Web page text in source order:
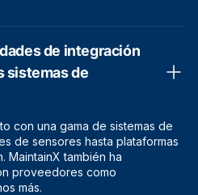
de integración
sistemas de
con una gama de sistemas de
de sensores hasta plataformas
también ha
proveedores como
más.